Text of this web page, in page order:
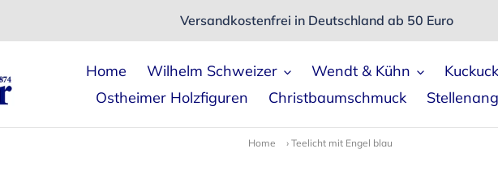
Versandkostenfrei in Deutschland ab 50 Euro
Home Wilhelm Schweizer Wendt & Kühn
Ostheimer Holzfiguren
Christbaumschmuck
Home › Teelicht mit Engel blau